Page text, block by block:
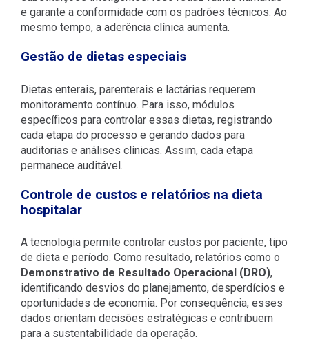
e garante a conformidade com os padrões técnicos. Ao
mesmo tempo, a aderência clínica aumenta.
Gestão de dietas especiais
Dietas enterais, parenterais e lactárias requerem
monitoramento contínuo. Para isso, módulos
específicos para controlar essas dietas, registrando
cada etapa do processo e gerando dados para
auditorias e análises clínicas. Assim, cada etapa
permanece auditável.
Controle de custos e relatórios na dieta
hospitalar
A tecnologia permite controlar custos por paciente, tipo
de dieta e período. Como resultado, relatórios como o
Demonstrativo de Resultado Operacional (DRO),
identificando desvios do planejamento, desperdícios e
oportunidades de economia. Por consequência, esses
dados orientam decisões estratégicas e contribuem
para a sustentabilidade da operação.